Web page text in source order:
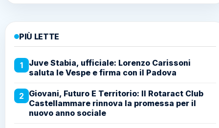
PIÙ LETTE
1
Juve Stabia, ufficiale: Lorenzo Carissoni
saluta le Vespe e firma con il Padova
2 Giovani, Futuro E Territorio: Il Rotaract Club
Castellammare rinnova la promessa per il
nuovo anno sociale